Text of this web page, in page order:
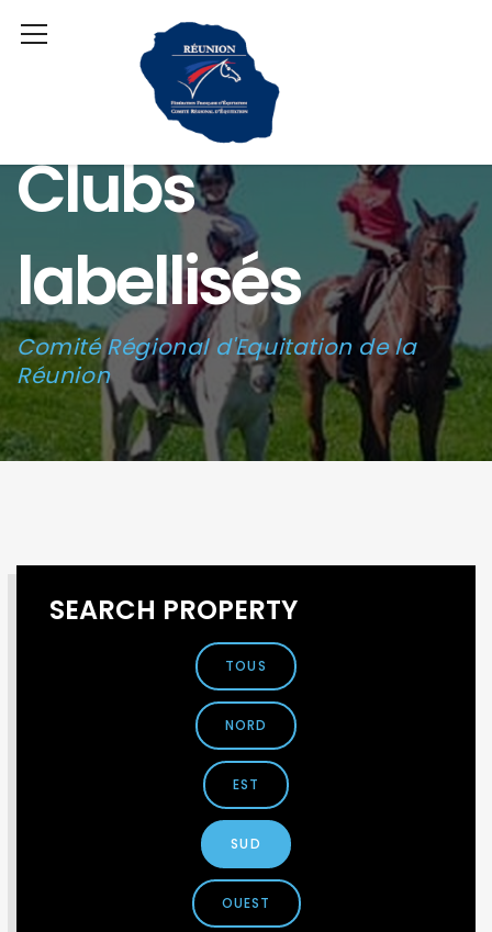
Clubs
labellisés
Comité Régional d'Equitation de la
Réunion
SEARCH PROPERTY
TOUS
NORD
EST
SUD
OUEST